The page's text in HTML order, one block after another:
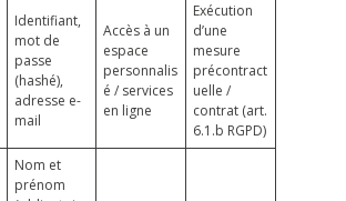
Identifiant,
mot de
passe
(hashé),
adresse e-
mail
Accès à un
espace
personnalis
é / services
en ligne
Exécution
d’une
mesure
précontract
uelle /
contrat (art.
6.1.b RGPD)
Nom et
prénom